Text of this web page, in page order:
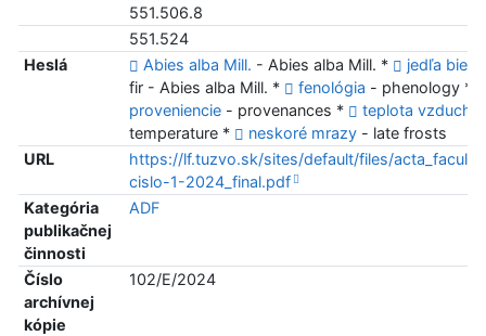
551.506.8
551.524
Heslá
Abies alba Mill. - Abies alba Mill. * jedľa biela
fir - Abies alba Mill. *
fenológia - phenology *
proveniencie- provenances * teplota vzduchu
temperature *
neskoré mrazy- late frosts
URL
https://lf.tuzvo.sk/sites/default/files/
cislo-1-2024_final.pdf
Kategória
publikačnej
činnosti
ADF
Číslo
archívnej
kópie
102/E/2024